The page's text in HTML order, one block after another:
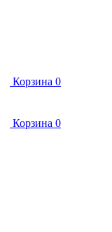
Корзина 0
Корзина 0